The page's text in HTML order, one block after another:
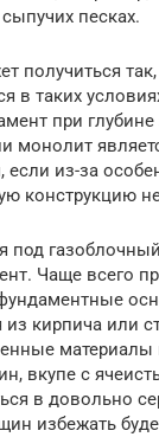
песках.
получиться
в таких
при
монолит
из-за
конструкцию
под
Чаще всего
из кирпича или
вкупе с
в довольно
избежать